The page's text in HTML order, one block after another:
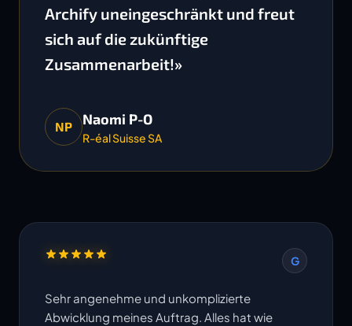
Archify uneingeschränkt und freut
sich auf die zukünftige
Zusammenarbeit!»
NP Naomi P-O
R-éal Suisse SA
G
Sehr angenehme und unkomplizierte
Abwicklung meines Auftrag. Alles hat wie